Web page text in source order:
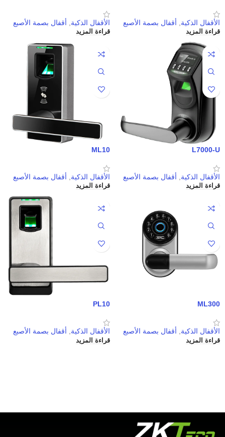
الأقفال الذكية أقفال بصمة الأصبع
قراءة المزيد
الأقفال الذكية أقفال بصمة الأصبع
قراءة المزيد
L7000-U
الأقفال الذكية أقفال بصمة الأصبع
قراءة المزيد
ML10
الأقفال الذكية أقفال بصمة الأصبع
قراءة المزيد
ML300
الأقفال الذكية, أقفال بصمة الأصبع
قراءة المزيد
PL10
الأقفال الذكية, أقفال بصمة الأصبع
قراءة المزيد